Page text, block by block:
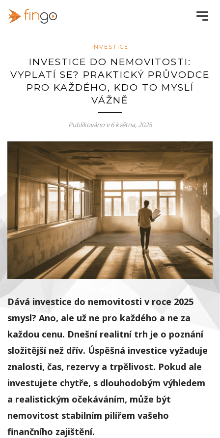
INVESTICE
INVESTICE DO NEMOVITOSTI:
VYPLATÍ SE? PRAKTICKÝ PRŮVODCE
PRO KAŽDÉHO, KDO TO MYSLÍ
VÁŽNĚ
Publikováno v6 května, 2025
Dává investice do nemovitosti v roce 2025
smysl? Ano, ale už ne pro každého a ne za
každou cenu. Dnešní realitní trh je o poznání
složitější než dřív. Úspěšná investice vyžaduje
znalosti, čas, rezervy a trpělivost. Pokud ale
investujete chytře, s dlouhodobým výhledem
a realistickým očekáváním, může být
nemovitost stabilním pilířem vašeho
finančního zajištění.